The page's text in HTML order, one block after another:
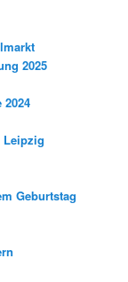
2025
Leipzig
Geburtstag